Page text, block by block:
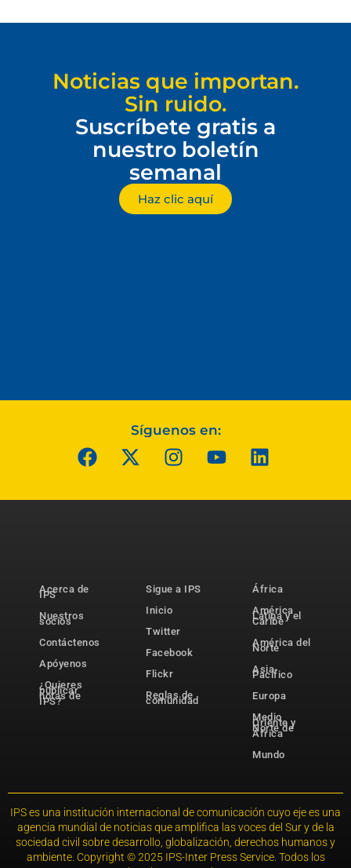
Noticias que importan.
Sin ruido.
Suscríbete gratis a
nuestro boletín
semanal
Haz clic aquí
Síguenos en:
Acerca de
IPS
Nuestros
socios
Contáctenos
Apóyenos
¿Quieres
publicar
notas de
IPS?
Sigue a IPS
Inicio
Twitter
Facebook
Flickr
Reglas de
comunidad
África
América
Latina y el
Caribe
América del
Norte
Asia-
Pacífico
Europa
Medio
Oriente y
Norte de
África
Mundo
IPS es una institución internacional de comunicación cuyo eje es una
agencia mundial de noticias que amplifica las voces del Sur y de la
sociedad civil sobre desarrollo, globalización, derechos humanos y
ambiente. Copyright © 2025 IPS-Inter Press Service. Todos los